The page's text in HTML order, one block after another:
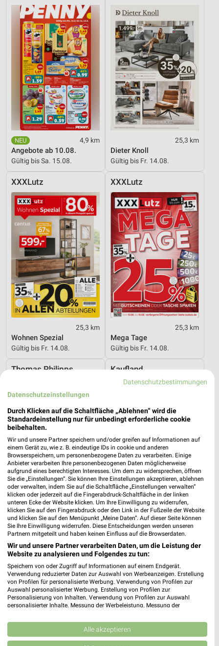
4,9 km
Angebote ab 10.08.
Gültig bis Sa. 15.08.
25,3 km
Dieter Knoll
Gültig bis Fr. 14.08.
XXXLutz
25,3 km
Wohnen Spezial
Gültig bis Fr. 14.08.
XXXLutz
25,3 km
Mega Tage
Gültig bis Fr. 14.08.
Thomas Philipps
11,1 km
Angebote ab 10.08.
Gültig bis Sa. 15.08.
Kaufland
7 km
Angebote ab 06.08.
Gültig bis Mi. 12.08.
XXXLutz XXXLutz
Datenschutzbestimmungen
Datenschutzeinstellungen
Durch Klicken auf die Schaltfläche „Ablehnen“ wird die
Standardeinstellung nur für unbedingt erforderliche cookie
beibehalten.
Wir und unsere Partner speichern und/oder greifen auf Informationen auf
einem Gerät zu, wie z. B. eindeutige IDs in cookie und anderen
Browserspeichern, um personenbezogene Daten zu verarbeiten. Einige
Anbieter verarbeiten Ihre personenbezogenen Daten möglicherweise
aufgrund eines berechtigten Interesses. Um dem zu widersprechen, öffnen
Sie die „Einstellungen“. Sie können Ihre Einstellungen akzeptieren, ablehnen
oder verwalten, indem Sie auf die Schaltfläche „Einstellungen verwalten“
klicken oder jederzeit auf die Fingerabdruck-Schaltfläche in der linken
unteren Ecke der Website klicken. Um Ihre Einwilligung zu widerrufen,
klicken Sie auf den Fingerabdruck oder den Link in der Fußzeile der Website
und klicken Sie auf den Menüpunkt „Meine Daten“. Auf dieser Seite können
Sie Ihre Einwilligung widerrufen. Diese Entscheidungen werden unseren
Partnern mitgeteilt und haben keinen Einfluss auf die Browserdaten.
Wir und unsere Partner verarbeiten Daten, um die Leistung der
Website zu analysieren und Folgendes zu tun:
Speichern von oder Zugriff auf Informationen auf einem Endgerät.
Verwendung reduzierter Daten zur Auswahl von Werbeanzeigen. Erstellung
von Profilen für personalisierte Werbung. Verwendung von Profilen zur
Auswahl personalisierter Werbung. Erstellung von Profilen zur
Personalisierung von Inhalten. Verwendung von Profilen zur Auswahl
personalisierter Inhalte. Messung der Werbeleistung. Messung der
Kombinationen von Daten aus verschiedenen Quellen. Entwicklung und
Verbesserung der Angebote. Verwendung reduzierter Daten zur Auswahl
von Inhalten.
Daten können außerhalb der Europäischen Union weitergegeben und in die
Alle akzeptieren